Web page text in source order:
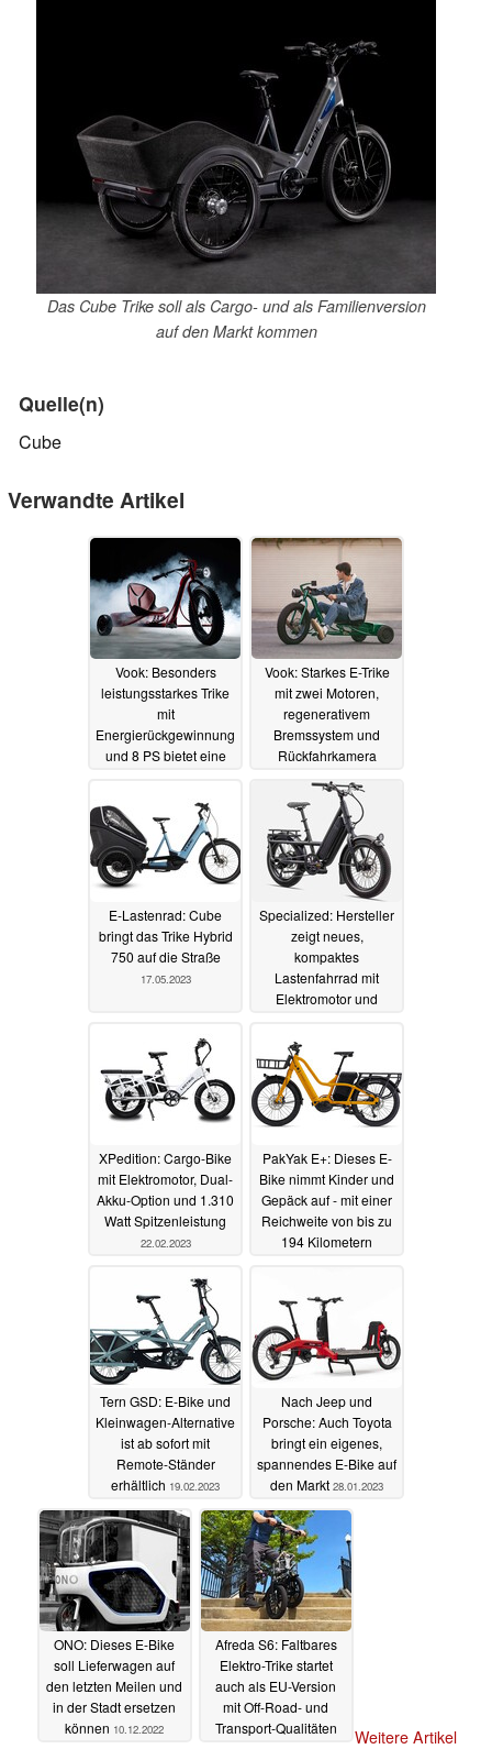
Das Cube Trike soll als Cargo- und als Familienversion
auf den Markt kommen
Quelle(n)
Cube
Verwandte Artikel
Vook: Besonders
leistungsstarkes Trike
mit
Energierückgewinnung
und 8 PS bietet eine
Vook: Starkes E-Trike
mit zwei Motoren,
regenerativem
Bremssystem und
Rückfahrkamera
31.05.2023
E-Lastenrad: Cube
bringt das Trike Hybrid
750 auf die Straße
17.05.2023
Specialized: Hersteller
zeigt neues,
kompaktes
Lastenfahrrad mit
Elektromotor und
09.03.2023
XPedition: Cargo-Bike
mit Elektromotor, Dual-
Akku-Option und 1.310
Watt Spitzenleistung
22.02.2023
PakYak E+: Dieses E-
Bike nimmt Kinder und
Gepäck auf - mit einer
Reichweite von bis zu
194 Kilometern
Tern GSD: E-Bike und
Kleinwagen-Alternative
ist ab sofort mit
Remote-Ständer
erhältlich 19.02.2023
Nach Jeep und
Porsche: Auch Toyota
bringt ein eigenes,
spannendes E-Bike auf
den Markt 28.01.2023
ONO: Dieses E-Bike
soll Lieferwagen auf
den letzten Meilen und
in der Stadt ersetzen
können 10.12.2022
Afreda S6: Faltbares
Elektro-Trike startet
auch als EU-Version
mit Off-Road- und
Transport-Qualitäten
Weitere Artikel